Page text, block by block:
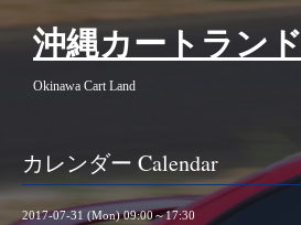
沖縄カートランド
Okinawa Cart Land
カレンダー Calendar
2017-07-31 (Mon) 09:00～17:30